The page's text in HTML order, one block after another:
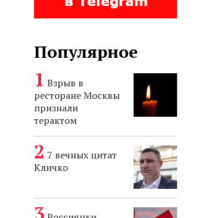
Популярное
Взрыв в
ресторане Москвы
признали
терактом
7 вечных цитат
Кличко